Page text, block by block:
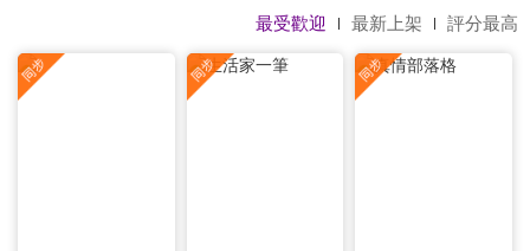
最受歡迎 最新上架 評分最高